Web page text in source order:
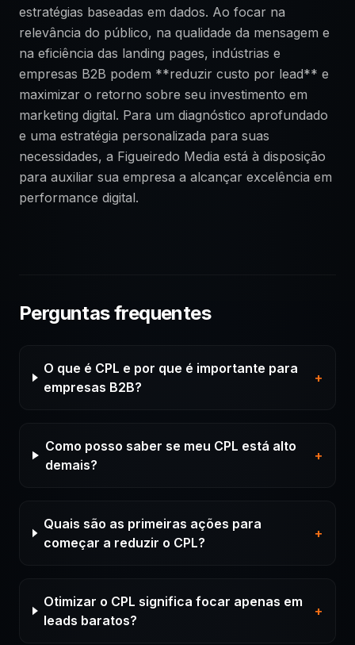
estratégias baseadas em dados. Ao focar na
relevância do público, na qualidade da mensagem e
na eficiência das landing pages, indústrias e
empresas B2B podem **reduzir custo por lead** e
maximizar o retorno sobre seu investimento em
marketing digital. Para um diagnóstico aprofundado
e uma estratégia personalizada para suas
necessidades, a Figueiredo Media está à disposição
para auxiliar sua empresa a alcançar excelência em
performance digital.
Perguntas frequentes
O que é CPL e por que é importante para
empresas B2B?
+
Como posso saber se meu CPL está alto
demais?
+
Quais são as primeiras ações para
começar a reduzir o CPL?
+
Otimizar o CPL significa focar apenas em
leads baratos?
+